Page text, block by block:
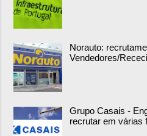
Norauto:
Vendedores/
Grupo Casais -
recrutar em várias